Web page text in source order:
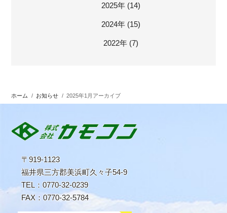
2025年 (14)
2024年 (15)
2022年 (7)
ホーム / お知らせ / 2025年1月アーカイブ
〒919-1123
福井県三方郡美浜町久々子54-9
TEL：0770-32-0239
FAX：0770-32-5784